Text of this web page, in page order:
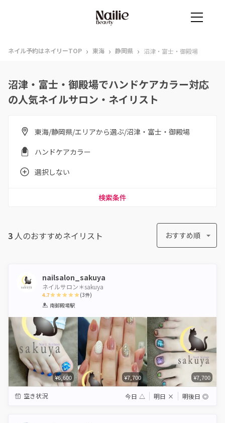
ネイル予約はネイリーTOP › 東海 › 静岡県 › 沼津・富士・御殿場
沼津・富士・御殿場でハンドケアカラー対応
の人気ネイルサロン・ネイリスト
東海/静岡県/エリアから選ぶ/沼津・富士・御殿場
ハンドケアカラー
選択しない
検索条件
3 人のおすすめネイリスト おすすめ順
nailsalon_sakuya
ネイルサロン＊sakuya
4.7
1 2 3 4 5
(3件)
南御殿場駅
¥6,600 ¥7,700 ¥7,700
空き状況 今日 △ 明日 × 明後日 ◎